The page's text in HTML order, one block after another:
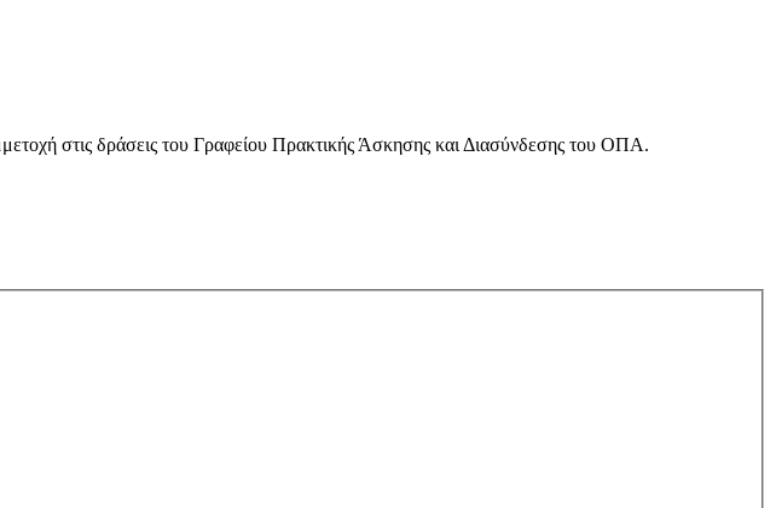
στις δράσεις του Γραφείου Πρακτικής Άσκησης και Διασύνδεσης του ΟΠΑ.